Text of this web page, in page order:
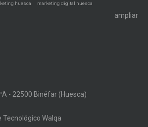
huesca marketing digital huesca
ampliar
- 22500 Binéfar (Huesca)
Tecnológico Walqa